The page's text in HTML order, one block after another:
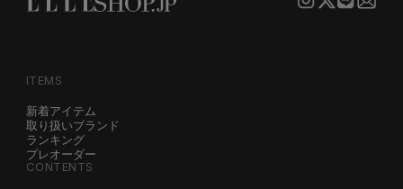
ITEMS
新着アイテム
取り扱いブランド
ランキング
プレオーダー
CONTENTS